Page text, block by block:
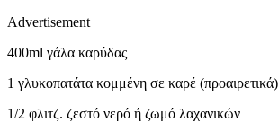
Advertisement
400ml γάλα καρύδας
1 γλυκοπατάτα κομμένη σε καρέ (προαιρετικά)
1/2 φλιτζ. ζεστό νερό ή ζωμό λαχανικών